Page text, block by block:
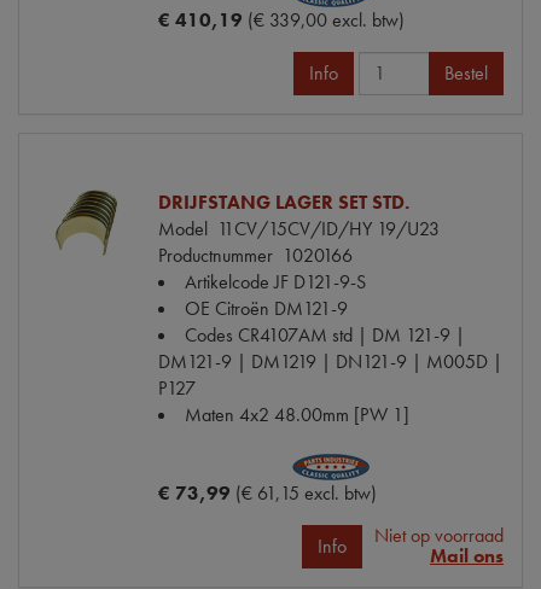
€ 410,19 (€ 339,00 excl. btw)
Info Bestel
DRIJFSTANG LAGER SET STD.
Model 11CV/15CV/ID/HY 19/U23
Productnummer 1020166
Artikelcode JF D121-9-S
OE Citroën DM121-9
Codes CR4107AM std | DM 121-9 |
DM121-9 | DM1219 | DN121-9 | M005D |
P127
Maten 4x2 48.00mm [PW 1]
€ 73,99 (€ 61,15 excl. btw)
Info
Niet op voorraad
Mail ons